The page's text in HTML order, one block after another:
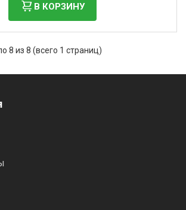
В КОРЗИНУ
8 из 8 (всего 1 страниц)